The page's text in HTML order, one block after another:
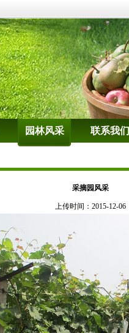
园林风采 联系我们
采摘园风采
上传时间：2015-12-06